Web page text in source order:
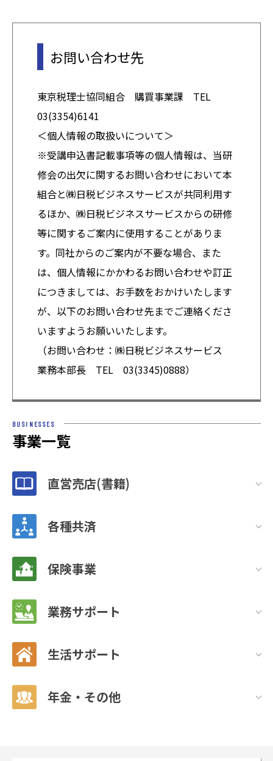
お問い合わせ先
東京税理士協同組合 購買事業課 TEL
03(3354)6141
＜個人情報の取扱いについて＞
※受講申込書記載事項等の個人情報は、当研
修会の出欠に関するお問い合わせにおいて本
組合と㈱日税ビジネスサービスが共同利用す
るほか、㈱日税ビジネスサービスからの研修
等に関するご案内に使用することがありま
す。同社からのご案内が不要な場合、また
は、個人情報にかかわるお問い合わせや訂正
につきましては、お手数をおかけいたします
が、以下のお問い合わせ先までご連絡くださ
いますようお願いいたします。
（お問い合わせ：㈱日税ビジネスサービス
業務本部長 TEL 03(3345)0888）
BUSINESSES
事業一覧
直営売店(書籍)
各種共済
保険事業
業務サポート
生活サポート
年金・その他